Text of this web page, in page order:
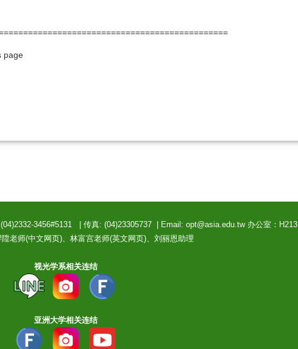
page
3456#5131 | 传真: (04)23305737 | Email: opt@asia.edu.tw 办公室：H213
老师(中文网页)、林富宫老师(英文网页)、刘丽恩助理
视光学系相关连结
亚洲大学相关连结